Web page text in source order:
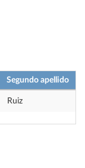
Segundo apellido
Ruiz